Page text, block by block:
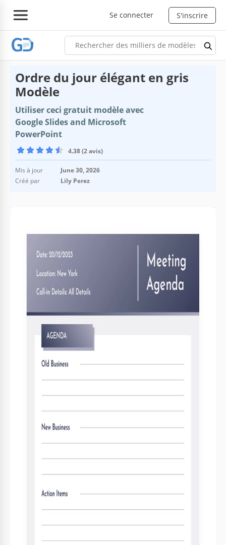
Se connecter S'inscrire
Ordre du jour élégant en gris
Modèle
Utiliser ceci gratuit modèle avec
Google Slides and Microsoft
PowerPoint
4.38 (2 avis)
Mis à jour
June 30, 2026
Créé par
Lily Perez